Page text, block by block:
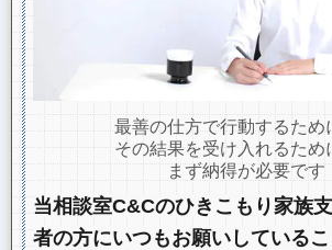
最善の仕方で行動するため
その結果を受け入れるため
まず納得が必要です
当相談室C&Cのひきこもり家族
者の方にいつもお願いしている